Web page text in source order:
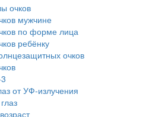
очков
мужчине
по форме лица
ребёнку
очков
от УФ-излучения